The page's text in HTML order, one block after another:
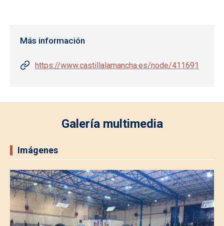
Más información
https://www.castillalamancha.es/node/411691
Galería multimedia
Imágenes